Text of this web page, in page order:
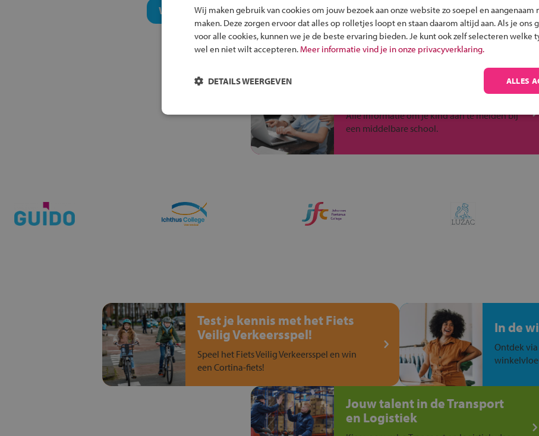
Welk onderwijsconcept past bij jou?
Alle informatie om je kind aan te melden bij
een middelbare school.
Test je kennis met het Fiets
Veilig Verkeersspel!
Speel het Fiets Veilig Verkeersspel en win
een Cortina-fiets!
In de
Ontdek
Jouw talent in de Transport
en Logistiek
Wij maken gebruik van cookies om jouw bezoek aan onze website zo soepel en aangenaam
maken. Deze zorgen ervoor dat alles op rolletjes loopt en staan daarom altijd aan. Als je ons
voor alle cookies, kunnen we je de beste ervaring bieden. Je kunt ook zelf selecteren welke
wel en niet wilt accepteren. Meer informatie vind je in onze privacyverklaring.
ALLES
DETAILS WEERGEVEN